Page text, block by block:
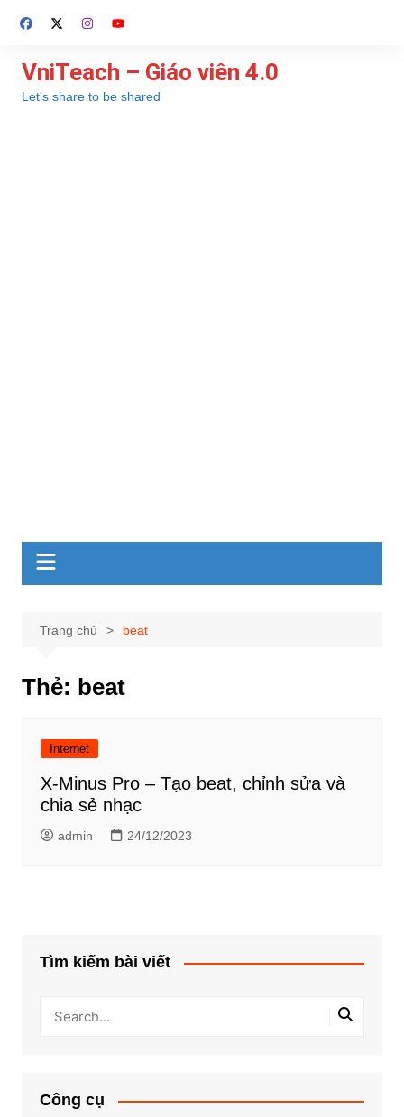
đến
dung
VniTeach – Giáo viên 4.0
Let's share to be shared
Trang chủ beat
Thẻ: beat
Internet
X-Minus Pro – Tạo beat, chỉnh sửa và
chia sẻ nhạc
admin 24/12/2023
Tìm kiếm bài viết
Công cụ